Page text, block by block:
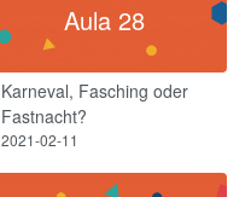
Aula 28
Karneval, Fasching oder
Fastnacht?​
2021-02-11